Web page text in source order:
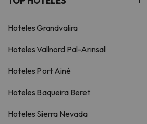
Hoteles Grandvalira
Hoteles Vallnord Pal-Arinsal
Hoteles Port Ainé
Hoteles Baqueira Beret
Hoteles Sierra Nevada